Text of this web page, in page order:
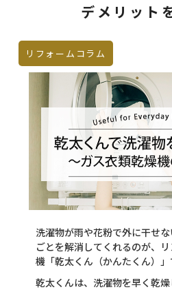
デメリット
リフォームコラム
洗濯物が雨や花粉で外に干せ
ごとを解消してくれるのが、
機「乾太くん（かんたくん）」
乾太くんは、洗濯物を早く乾